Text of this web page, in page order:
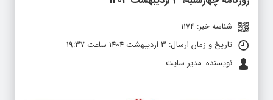
شناسه خبر: 1174
تاریخ و زمان ارسال: 3 اردیبهشت 1404 ساعت 19:37
نویسنده: مدیر سایت